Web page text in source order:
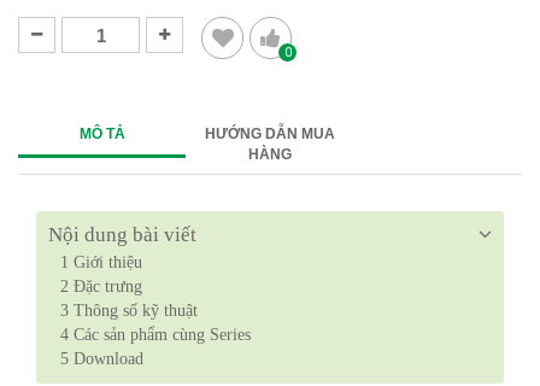
0
MÔ TẢ
HƯỚNG DẪN MUA
HÀNG
Nội dung bài viết
1 Giới thiệu
2 Đặc trưng
3 Thông số kỹ thuật
4 Các sản phẩm cùng Series
5 Download